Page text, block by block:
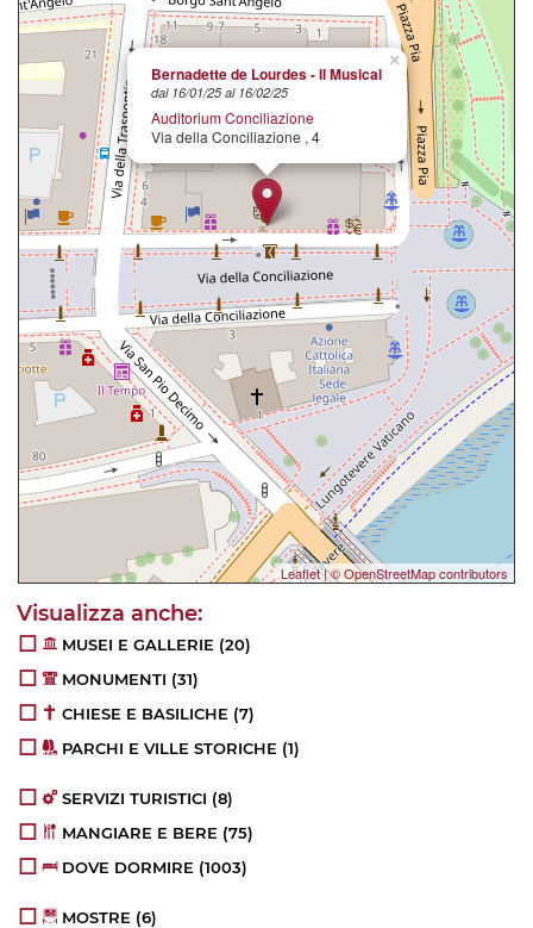
×
Bernadette de Lourdes - Il Musical
dal 16/01/25 al 16/02/25
Auditorium Conciliazione
Via della Conciliazione , 4
Leaflet|© OpenStreetMap contributors
MUSEI E GALLERIE (20)
MONUMENTI (31)
CHIESE E BASILICHE (7)
PARCHI E VILLE STORICHE (1)
SERVIZI TURISTICI (8)
MANGIARE E BERE (75)
DOVE DORMIRE (1003)
MOSTRE (6)